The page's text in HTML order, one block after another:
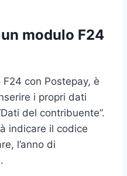
modulo F24
con Postepay, è
i propri dati
del contribuente”.
indicare il codice
l’anno di